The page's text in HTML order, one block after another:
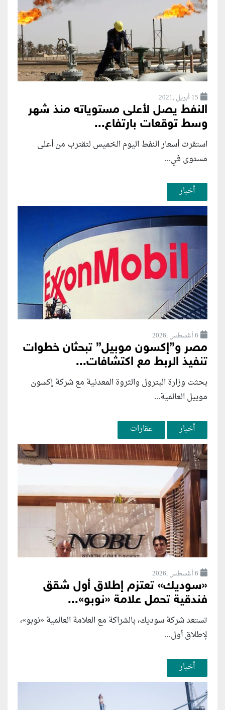
15 أبريل ,2021
النفط يصل لأعلى مستوياته منذ شهر
وسط توقعات بارتفاع...
استقرت أسعار النفط اليوم الخميس لتقترب من أعلى
مستوى في...
أخبار
6 أغسطس ,2026
مصر و”إكسون موبيل” تبحثان خطوات
تنفيذ الربط مع اكتشافات...
بحثت وزارة البترول والثروة المعدنية مع شركة إكسون
موبيل العالمية...
أخبار عقارات
6 أغسطس ,2026
«سوديك» تعتزم إطلاق أول شقق
فندقية تحمل علامة «نوبو»...
تستعد شركة سوديك، بالشراكة مع العلامة العالمية «نوبو»،
لإطلاق أول...
أخبار